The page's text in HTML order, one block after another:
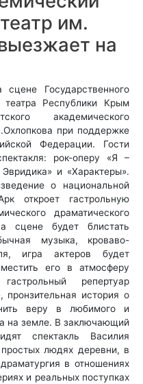
им.
на
Государственного
театра Республики Крым
академического
при поддержке
Федерации. Гости
рок-оперу «Я –
и «Характеры».
о национальной
откроет гастрольную
драматического
сцене будет блистать
музыка, кроваво-
игра актеров будет
его в атмосферу
репертуар
пронзительная история о
веру в любимого и
на земле. В заключающий
спектакль Василия
людях деревни, в
в отношениях
и реальных поступках